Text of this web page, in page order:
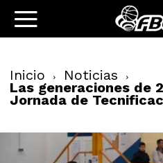
Inicio Noticias
Las generaciones de
Jornada de